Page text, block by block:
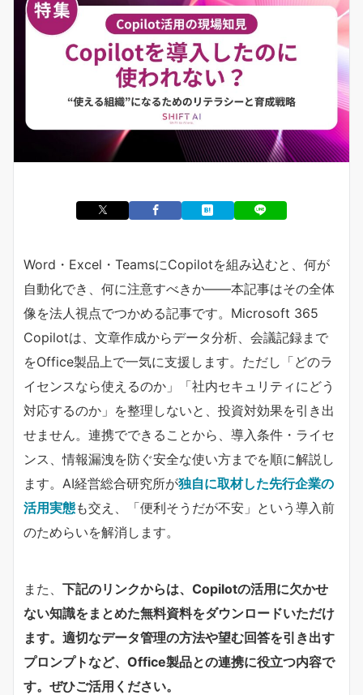
Word・Excel・TeamsにCopilotを組み込むと、何が
自動化でき、何に注意すべきか——本記事はその全体
像を法人視点でつかめる記事です。Microsoft 365
Copilotは、文章作成からデータ分析、会議記録まで
をOffice製品上で一気に支援します。ただし「どのラ
イセンスなら使えるのか」「社内セキュリティにどう
対応するのか」を整理しないと、投資対効果を引き出
せません。連携でできることから、導入条件・ライセ
ンス、情報漏洩を防ぐ安全な使い方までを順に解説し
ます。AI経営総合研究所が​独自に取材した先行企業の
活用実態​も交え、「便利そうだが不安」という導入前
のためらいを解消します。
また、 下記のリンクからは、Copilotの活用に欠かせ
ない知識をまとめた無料資料をダウンロードいただけ
ます。適切なデータ管理の方法や望む回答を引き出す
プロンプトなど、Office製品との連携に役立つ内容で
す。ぜひご活用ください。